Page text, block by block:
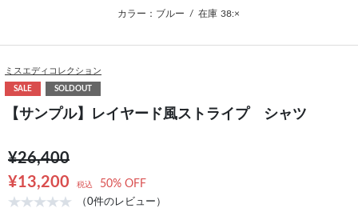
カラー：ブルー / 在庫 38:×
ミスエディコレクション
SALE SOLDOUT
【サンプル】レイヤード風ストライプ シャツ
¥26,400
¥13,200
税込 50% OFF
（0件のレビュー）